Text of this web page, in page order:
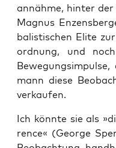
annäh­me, hin­ter
Magnus
ba­lis­ti­schen Eli­te
ord­nung, und
mann die­se
verkaufen.
Ich könn­te sie als
rence« (Geor­ge